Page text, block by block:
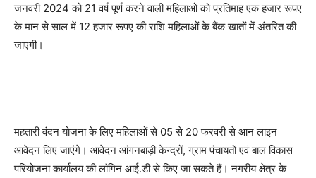
जनवरी 2024 को 21 वर्ष पूर्ण करने वाली महिलाओं को प्रतिमाह एक हजार रूपए
के मान से साल में 12 हजार रूपए की राशि महिलाओं के बैंक खातों में अंतरित की
जाएगी।
महतारी वंदन योजना के लिए महिलाओं से 05 से 20 फरवरी से आन लाइन
आवेदन लिए जाएंगे। आवेदन आंगनबाड़ी केन्द्रों, ग्राम पंचायतों एवं बाल विकास
परियोजना कार्यालय की लाॅगिन आई.डी से किए जा सकते हैं। नगरीय क्षेत्र के